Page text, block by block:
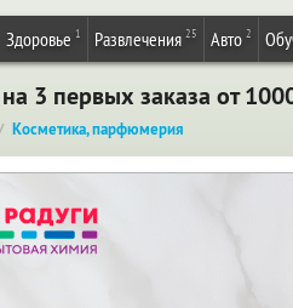
Здоровье 1 Развлечения 25 Авто 2
на 3 первых заказа от
Косметика, парфюмерия